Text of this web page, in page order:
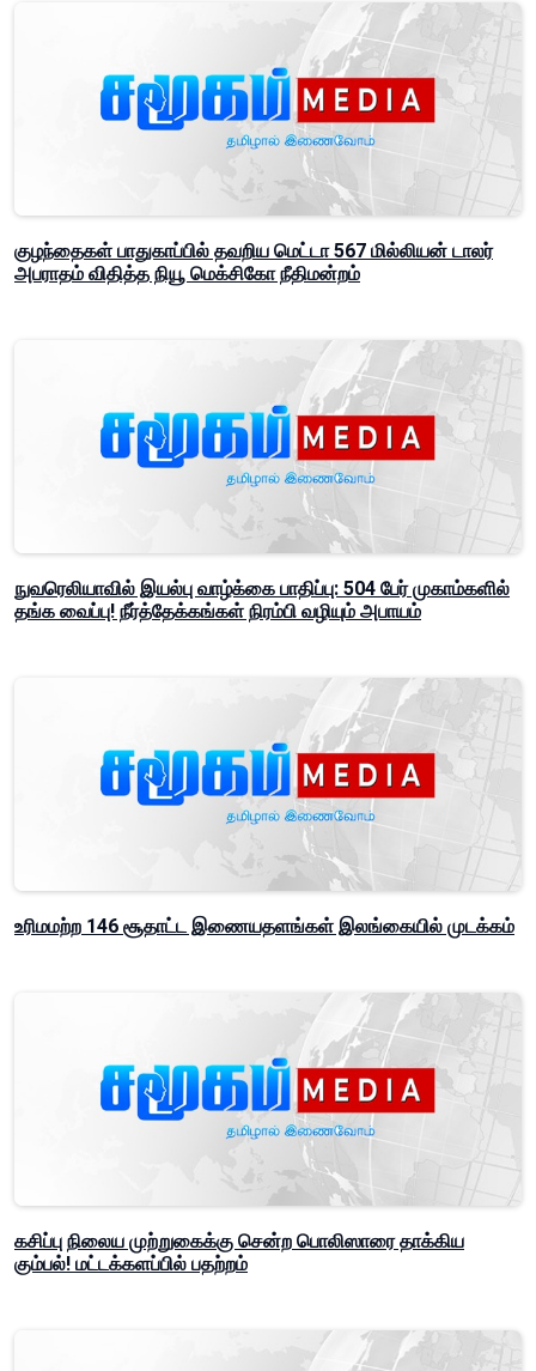
குழந்தைகள் பாதுகாப்பில் தவறிய மெட்டா 567 மில்லியன் டாலர்
அபராதம் விதித்த நியூ மெக்சிகோ நீதிமன்றம்
நுவரெலியாவில் இயல்பு வாழ்க்கை பாதிப்பு: 504 பேர் முகாம்களில்
தங்க வைப்பு! நீர்த்தேக்கங்கள் நிரம்பி வழியும் அபாயம்
உரிமமற்ற 146 சூதாட்ட இணையதளங்கள் இலங்கையில் முடக்கம்
கசிப்பு நிலைய முற்றுகைக்கு சென்ற பொலிஸாரை தாக்கிய
கும்பல்! மட்டக்களப்பில் பதற்றம்